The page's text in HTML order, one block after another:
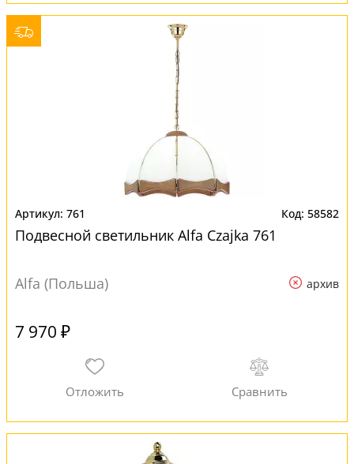
761 58582
Подвесной светильник Alfa Czajka 761
Alfa (Польша) архив
7 970 ₽